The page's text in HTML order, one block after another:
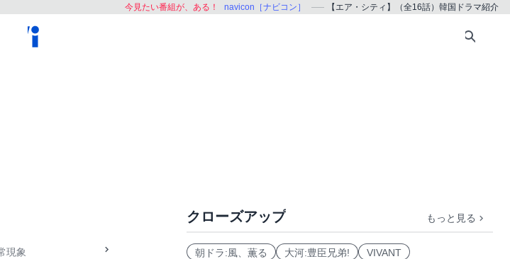
今見たい番組が、ある！ navicon［ナビコン］ 【エア・シティ】（全16話）韓国ドラマ紹介
現象
クローズアップ もっと見る
朝ドラ:風、薫る 大河:豊臣兄弟!
VIVANT